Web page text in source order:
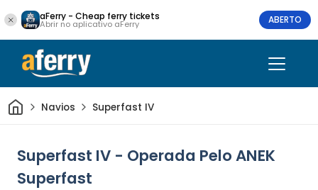
aFerry - Cheap ferry tickets
Abrir no aplicativo aFerry ABERTO
CasaNavios Superfast IV
Superfast IV - Operada Pelo ANEK
Superfast